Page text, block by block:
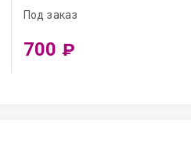
Под заказ
700₽